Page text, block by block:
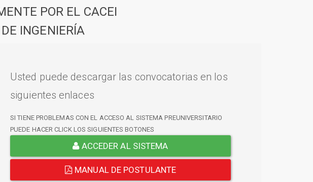
POR EL CACEI
INGENIERÍA
Usted puede descargar las convocatorias en los
siguientes enlaces
SI TIENE PROBLEMAS CON EL ACCESO AL SISTEMA PREUNIVERSITARIO
PUEDE HACER CLICK LOS SIGUIENTES BOTONES
ACCEDER AL SISTEMA
MANUAL DE POSTULANTE